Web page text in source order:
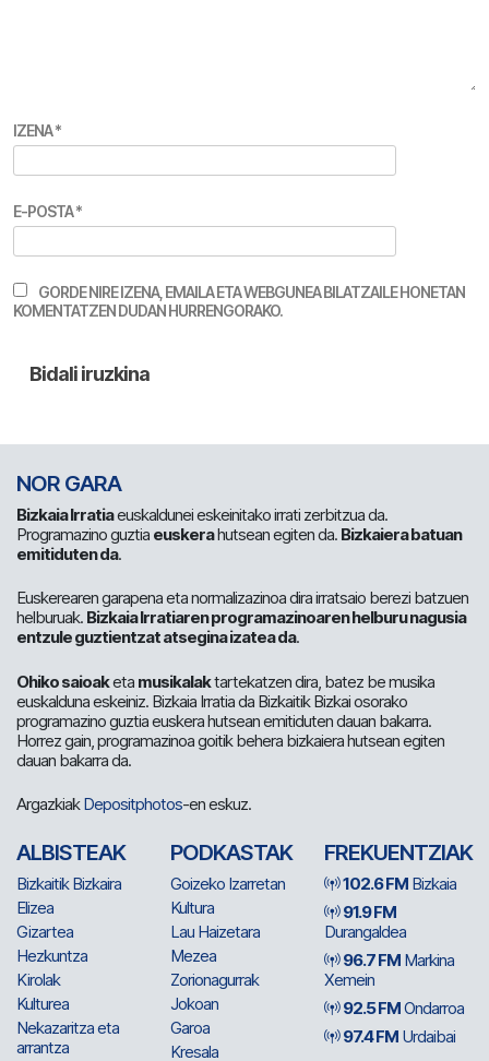
IZENA*
E-POSTA*
GORDE NIRE IZENA, EMAILA ETA WEBGUNEA BILATZAILE HONETAN
KOMENTATZEN DUDAN HURRENGORAKO.
NOR GARA
Bizkaia Irratiaeuskaldunei eskeinitako irrati zerbitzua da.
Programazino guztia euskerahutsean egiten da. Bizkaiera batuan
emitiduten da.
Euskerearen garapena eta normalizazinoa dira irratsaio berezi batzuen
helburuak. Bizkaia Irratiaren programazinoaren helburu nagusia
entzule guztientzat atsegina izatea da.
Ohiko saioaketa musikalaktartekatzen dira, batez be musika
euskalduna eskeiniz. Bizkaia Irratia da Bizkaitik Bizkai osorako
programazino guztia euskera hutsean emitiduten dauan bakarra.
Horrez gain, programazinoa goitik behera bizkaiera hutsean egiten
dauan bakarra da.
ArgazkiakDepositphotos-en eskuz.
ALBISTEAK
Bizkaitik Bizkaira
Elizea
Gizartea
Hezkuntza
Kirolak
Kulturea
Nekazaritza eta
arrantza
PODKASTAK
Goizeko Izarretan
Kultura
Lau Haizetara
Mezea
Zorionagurrak
Jokoan
Garoa
Kresala
FREKUENTZIAK
102.6 FM Bizkaia
91.9 FM
Durangaldea
96.7 FM Markina
Xemein
92.5 FMOndarroa
97.4 FM Urdaibai